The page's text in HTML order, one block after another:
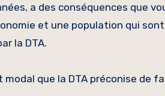
a des conséquences que
et une population qui sont
la DTA.
que la DTA préconise de